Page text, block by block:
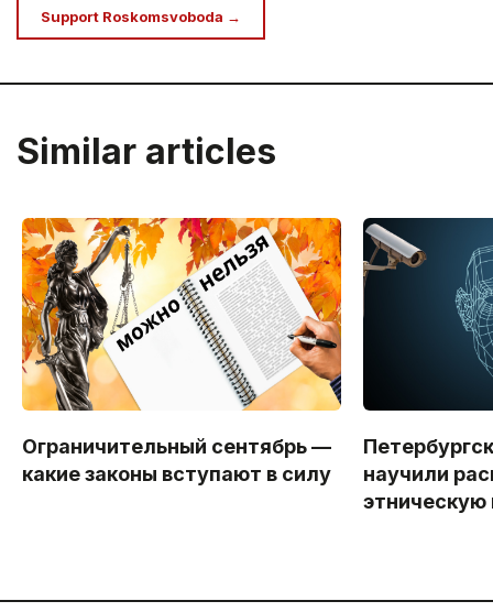
Support Roskomsvoboda →
Similar articles
Ограничительный сентябрь —
какие законы вступают в силу
научили